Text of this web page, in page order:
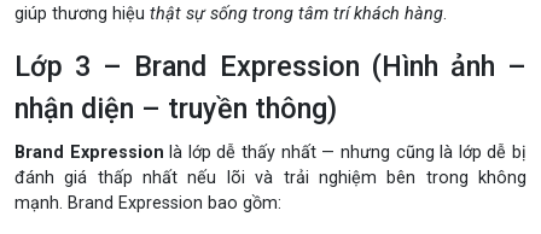
giúp thương hiệu thật sự sống trong tâm trí khách hàng.
Lớp 3 – Brand Expression (Hình ảnh –
nhận diện – truyền thông)
Brand Expression là lớp dễ thấy nhất — nhưng cũng là lớp dễ bị
đánh giá thấp nhất nếu lõi và trải nghiệm bên trong không
mạnh. Brand Expression bao gồm: